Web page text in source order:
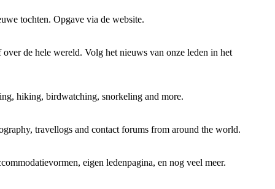
tochten. Opgave via de website.
de hele wereld. Volg het nieuws van onze leden in het
hiking, birdwatching, snorkeling and more.
travellogs and contact forums from around the world.
eigen ledenpagina, en nog veel meer.